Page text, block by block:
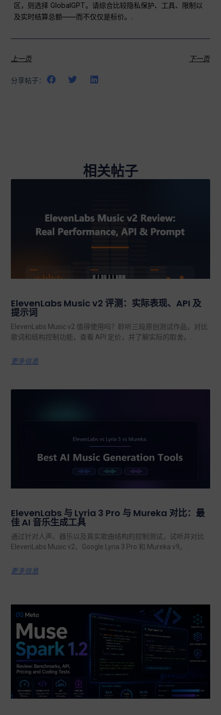
区，则选择 GlobalGPT。请综合比较隐私保护、工具、限制以
及实时结算总额——而不仅仅是标价。.
上一页 下一页
分享帖子：
相关帖子
ElevenLabs Music v2 评测：实际表现、API 及
提示词
ElevenLabs Music v2 值得使用吗？聆听三段原创测试作品，对比
歌词和结构控制功能，查看 API 定价，并了解实际的取舍。.
更多信息
ElevenLabs 与 Lyria 3 Pro 与 Mureka 对比：最
佳 AI 音乐生成工具
通过针对人声、器乐以及真实歌曲结构的控制测试，试听并对比
ElevenLabs Music v2、Google Lyria 3 Pro 和 Mureka v9。.
更多信息